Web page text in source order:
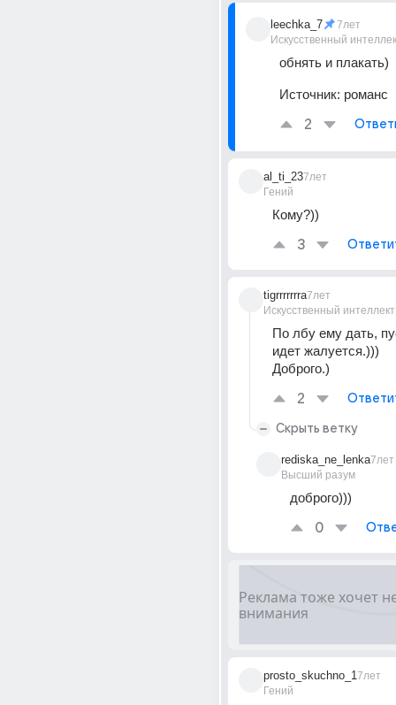
leechka_7
Искусственный
7лет
обнять и плакать)
Источник: романс
2
al_ti_23
Гений
7лет
Кому?))
3
tigrrrrrrra
Искусственный интеллект
7лет
По лбу ему дать,
идет жалуется.)))
Доброго.)
2
Скрыть ветку
rediska_ne_lenka
Высший разум
7лет
доброго)))
0
prosto_skuchno_1
Гений
7лет